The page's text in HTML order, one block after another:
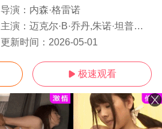
导演： 内森·格雷诺
主演： 迈克尔·B·乔丹,朱诺·坦普尔,崔西·摩根,塞德里克·凯尔斯,内森·格雷诺,贾斯蒂娜·马查多,Joan,Ryan,A
更新时间： 2026-05-01
 极速观看